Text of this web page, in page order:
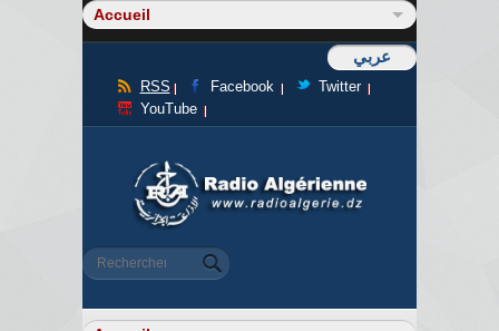
عربي
RSS Facebook
Twitter
YouTube
Formulaire de recherche
Rechercher